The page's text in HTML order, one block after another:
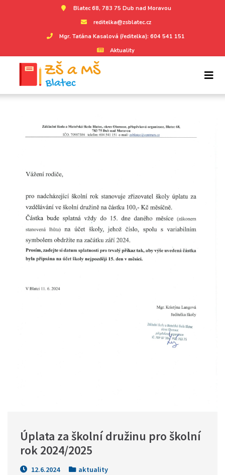
Blatec 68, 783 75 Dub nad Moravou
reditelka@zsblatec.cz
Mgr. Taťána Kasalová (ředitelka): 604 541 151
Aktuality
Úplata za školní družinu pro školní
rok 2024/2025
12.6.2024 aktuality